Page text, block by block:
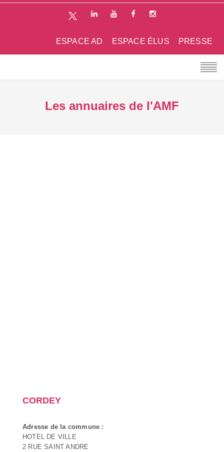
PRESSE
ESPACE ÉLUS
ESPACE AD
Les annuaires de l'AMF
CORDEY
Adresse de la commune :
HOTEL DE VILLE
2 RUE SAINT ANDRE